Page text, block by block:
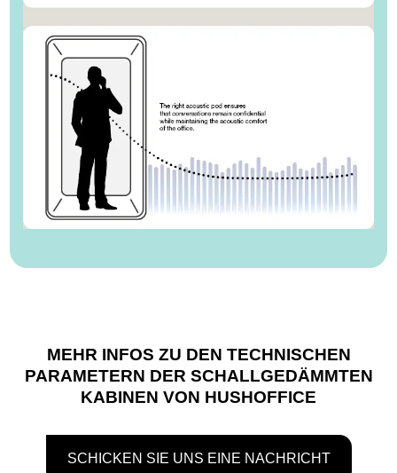
MEHR INFOS ZU DEN TECHNISCHEN
PARAMETERN DER SCHALLGEDÄMMTEN
KABINEN VON HUSHOFFICE
SCHICKEN SIE UNS EINE NACHRICHT